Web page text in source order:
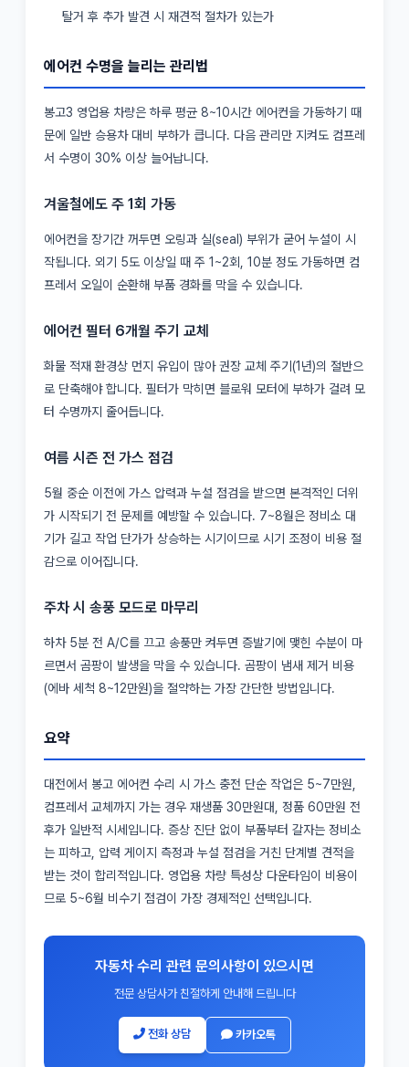
탈거 후 추가 발견 시 재견적 절차가 있는가
에어컨 수명을 늘리는 관리법
봉고3 영업용 차량은 하루 평균 8~10시간 에어컨을 가동하기 때
문에 일반 승용차 대비 부하가 큽니다. 다음 관리만 지켜도 컴프레
서 수명이 30% 이상 늘어납니다.
겨울철에도 주 1회 가동
에어컨을 장기간 꺼두면 오링과 실(seal) 부위가 굳어 누설이 시
작됩니다. 외기 5도 이상일 때 주 1~2회, 10분 정도 가동하면 컴
프레서 오일이 순환해 부품 경화를 막을 수 있습니다.
에어컨 필터 6개월 주기 교체
화물 적재 환경상 먼지 유입이 많아 권장 교체 주기(1년)의 절반으
로 단축해야 합니다. 필터가 막히면 블로워 모터에 부하가 걸려 모
터 수명까지 줄어듭니다.
여름 시즌 전 가스 점검
5월 중순 이전에 가스 압력과 누설 점검을 받으면 본격적인 더위
가 시작되기 전 문제를 예방할 수 있습니다. 7~8월은 정비소 대
기가 길고 작업 단가가 상승하는 시기이므로 시기 조정이 비용 절
감으로 이어집니다.
주차 시 송풍 모드로 마무리
하차 5분 전 A/C를 끄고 송풍만 켜두면 증발기에 맺힌 수분이 마
르면서 곰팡이 발생을 막을 수 있습니다. 곰팡이 냄새 제거 비용
(에바 세척 8~12만원)을 절약하는 가장 간단한 방법입니다.
요약
대전에서 봉고 에어컨 수리 시 가스 충전 단순 작업은 5~7만원,
컴프레서 교체까지 가는 경우 재생품 30만원대, 정품 60만원 전
후가 일반적 시세입니다. 증상 진단 없이 부품부터 갈자는 정비소
는 피하고, 압력 게이지 측정과 누설 점검을 거친 단계별 견적을
받는 것이 합리적입니다. 영업용 차량 특성상 다운타임이 비용이
므로 5~6월 비수기 점검이 가장 경제적인 선택입니다.
자동차 수리 관련 문의사항이 있으시면
전문 상담사가 친절하게 안내해 드립니다
전화 상담 카카오톡